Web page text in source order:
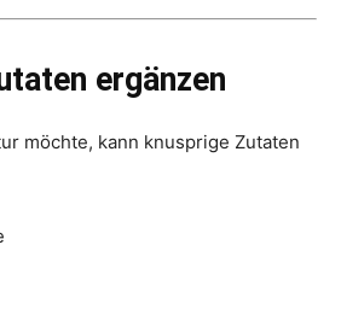
ergänzen
möchte, kann knusprige Zutaten